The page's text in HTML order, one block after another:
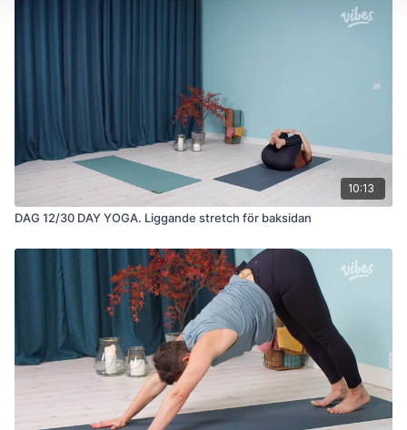
10:13
DAG 12/30 DAY YOGA. Liggande stretch för baksidan